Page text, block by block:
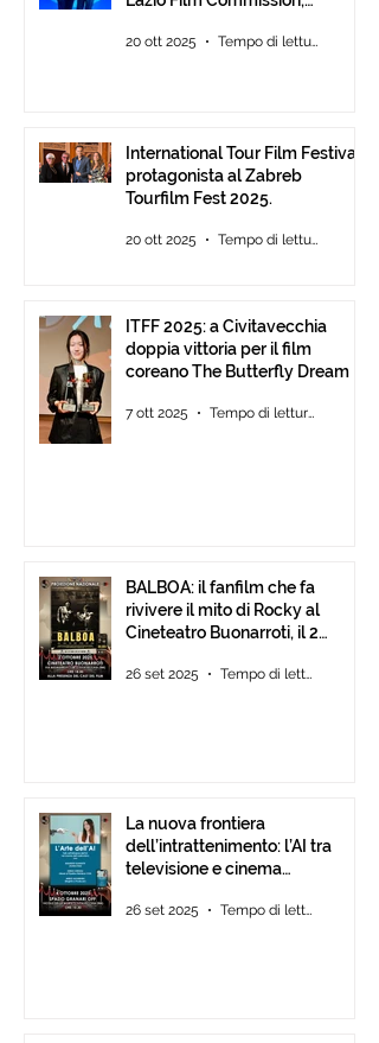
Musica Roma, consegna degli
20 ott 2025 Tempo di lettura: 2 min
International Tour Film Festival
protagonista al Zabreb
Tourfilm Fest 2025.
20 ott 2025 Tempo di lettura: 1 min
ITFF 2025: a Civitavecchia
doppia vittoria per il film
coreano The Butterfly Dream
7 ott 2025 Tempo di lettura: 4 min
BALBOA: il fanfilm che fa
rivivere il mito di Rocky al
Cineteatro Buonarroti, il 2
26 set 2025 Tempo di lettura: 1 min
La nuova frontiera
dell’intrattenimento: l’AI tra
televisione e cinema
26 set 2025 Tempo di lettura: 1 min